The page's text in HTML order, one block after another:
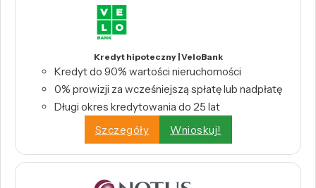
Kredyt hipoteczny | VeloBank
Kredyt do 90% wartości nieruchomości
0% prowizji za wcześniejszą spłatę lub nadpłatę
Długi okres kredytowania do 25 lat
Szczegóły
Wnioskuj!